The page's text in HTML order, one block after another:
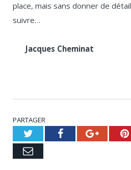
place, mais sans donner de
suivre…
Jacques Cheminat
PARTAGER
TwitterFacebookGoogle+
Email